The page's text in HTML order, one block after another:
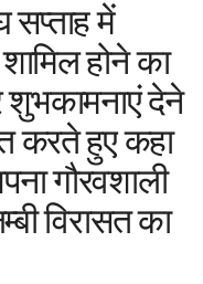
सप्ताह में
होने का
शुभकामनाएं देने
करते हुए कहा
गौरवशाली
विरासत का